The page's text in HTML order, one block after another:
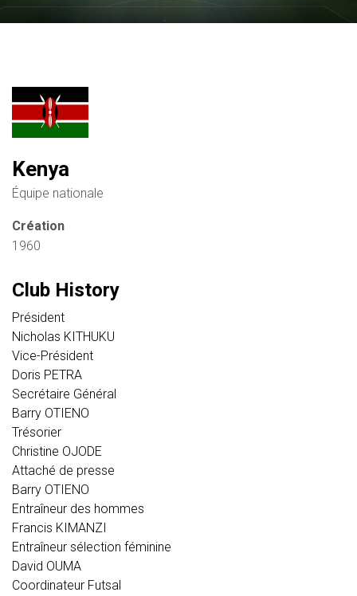
Kenya
Équipe nationale
Création
1960
Club History
Président
Nicholas KITHUKU
Vice-Président
Doris PETRA
Secrétaire Général
Barry OTIENO
Trésorier
Christine OJODE
Attaché de presse
Barry OTIENO
Entraîneur des hommes
Francis KIMANZI
Entraîneur sélection féminine
David OUMA
Coordinateur Futsal